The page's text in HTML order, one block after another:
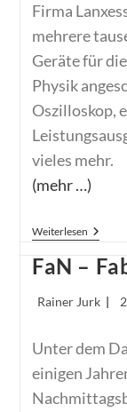
Firma
mehrere
Geräte für
Physik
Oszilloskop,
vieles mehr.
(mehr …)
WeiterlesenLanxess
Spendet
Für
FaN –
Beitrags-
Rainer Jurk
Unter dem
einigen